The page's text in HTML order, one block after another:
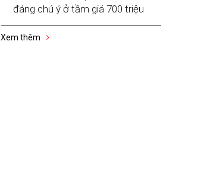
đáng chú ý ở tầm giá 700 triệu
Xem thêm